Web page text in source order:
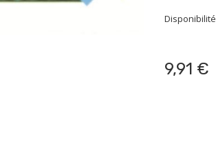
Disponibilité
9,91 €